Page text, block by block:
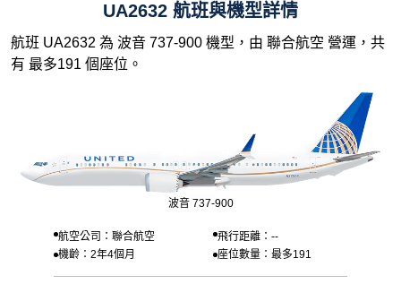
UA2632 航班與機型詳情
航班 UA2632 為 波音 737-900 機型，由 聯合航空 營運，共
有 最多191 個座位。
波音 737-900
航空公司：聯合航空
飛行距離：--
機齡：2年4個月
座位數量：最多191